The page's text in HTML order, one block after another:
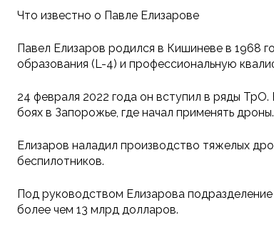
Что известно о Павле Елизарове
Павел Елизаров родился в Кишиневе в 1968
образования (L-4) и профессиональную
24 февраля 2022 года он вступил в ряды
боях в Запорожье, где начал применять дроны.
Елизаров наладил производство тяжелых
беспилотников.
Под руководством Елизарова
более чем 13 млрд долларов.